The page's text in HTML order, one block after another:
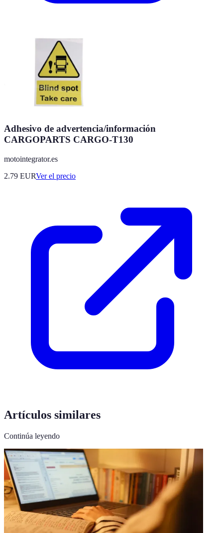
Adhesivo de advertencia/información
CARGOPARTS CARGO-T130
motointegrator.es
2.79 EURVer el precio
Artículos similares
Continúa leyendo